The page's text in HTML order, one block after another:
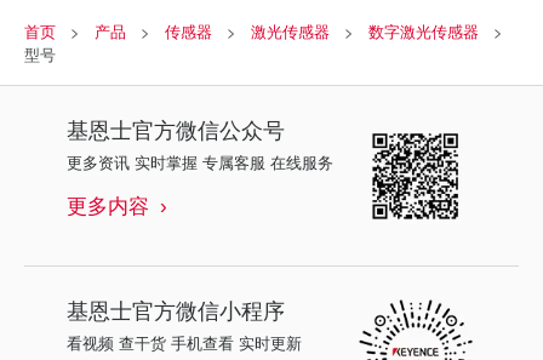
首页 产品 传感器 激光传感器
数字激光传感器
型号
基恩士官方微信公众号
更多资讯 实时掌握 专属客服 在线服务
更多内容
基恩士官方微信小程序
看视频 查干货 手机查看 实时更新